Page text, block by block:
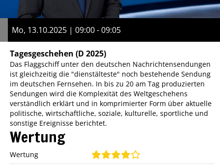
Mo, 13.10.2025 | 09:00 - 09:05
Tagesgeschehen (D 2025)
Das Flaggschiff unter den deutschen Nachrichtensendungen
ist gleichzeitig die "dienstälteste" noch bestehende Sendung
im deutschen Fernsehen. In bis zu 20 am Tag produzierten
Sendungen wird die Komplexität des Weltgeschehens
verständlich erklärt und in komprimierter Form über aktuelle
politische, wirtschaftliche, soziale, kulturelle, sportliche und
sonstige Ereignisse berichtet.
Wertung
Wertung